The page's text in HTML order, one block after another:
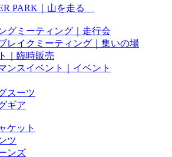
PARK｜山を走る
グミーティング｜走行会
レイクミーティング｜集いの場
｜臨時販売
ンスイベント｜イベント
スーツ
ギア
ケット
ツ
ンズ